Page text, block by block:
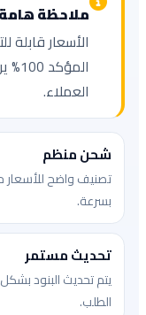
ملاحظة هامة
الأسعار قابلة
العملاء.
شحن منظم
تصنيف واضح للأسعار
بسرعة.
تحديث مستمر
يتم تحديث البنود
الطلب.